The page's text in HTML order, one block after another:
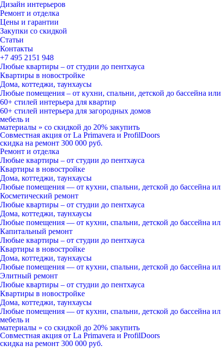
Дизайн интерьеров
Ремонт и отделка
Цены и гарантии
Закупки со скидкой
Статьи
Контакты
+7 495 2151 948
Любые квартиры – от студии до пентхауса
Квартиры в новостройке
Дома, коттеджи, таунхаусы
Любые помещения – от кухни, спальни, детской до бассейна
60+ стилей интерьера для квартир
60+ стилей интерьера для загородных домов
мебель и
материалы » со скидкой до 20% закупить
Совместная акция от La Primavera и ProfilDoors
скидка на ремонт 300 000 руб.
Ремонт и отделка
Любые квартиры – от студии до пентхауса
Квартиры в новостройке
Дома, коттеджи, таунхаусы
Любые помещения — от кухни, спальни, детской до бассейна
Косметический ремонт
Любые квартиры – от студии до пентхауса
Дома, коттеджи, таунхаусы
Любые помещения — от кухни, спальни, детской до бассейна
Капитальный ремонт
Любые квартиры – от студии до пентхауса
Квартиры в новостройке
Дома, коттеджи, таунхаусы
Любые помещения — от кухни, спальни, детской до бассейна
Элитный ремонт
Любые квартиры – от студии до пентхауса
Квартиры в новостройке
Дома, коттеджи, таунхаусы
Любые помещения — от кухни, спальни, детской до бассейна
мебель и
материалы » со скидкой до 20% закупить
Совместная акция от La Primavera и ProfilDoors
скидка на ремонт 300 000 руб.